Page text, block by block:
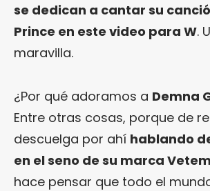
se dedican a cantar su
Prince en este video para W.
maravilla.
¿Por qué adoramos a Demna
Entre otras cosas, porque de
descuelga por ahí hablando
en el seno de su marca
hace pensar que todo el